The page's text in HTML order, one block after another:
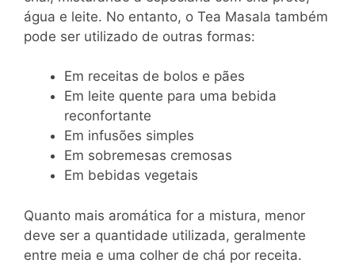
água e leite. No entanto, o Tea Masala também
pode ser utilizado de outras formas:
Em receitas de bolos e pães
Em leite quente para uma bebida
reconfortante
Em infusões simples
Em sobremesas cremosas
Em bebidas vegetais
Quanto mais aromática for a mistura, menor
deve ser a quantidade utilizada, geralmente
entre meia e uma colher de chá por receita.